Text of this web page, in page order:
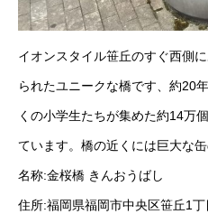
イオンスタイル笹丘のすぐ西側
られたユニークな橋です、約20
くの小学生たちが集めた約14万
ています。橋の近くには巨大な
名称:金桜橋 きんおうばし
住所:福岡県福岡市中央区笹丘1丁